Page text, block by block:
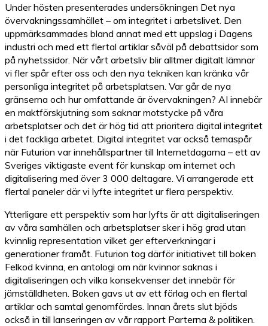
Under hösten presenterades undersökningen Det nya
övervakningssamhället – om integritet i arbetslivet. Den
uppmärksammades bland annat med ett uppslag i Dagens
industri och med ett flertal artiklar såväl på debattsidor som
på nyhetssidor. När vårt arbetsliv blir alltmer digitalt lämnar
vi fler spår efter oss och den nya tekniken kan kränka vår
personliga integritet på arbetsplatsen. Var går de nya
gränserna och hur omfattande är övervakningen? AI innebär
en maktförskjutning som saknar motstycke på våra
arbetsplatser och det är hög tid att prioritera digital integritet
i det fackliga arbetet. Digital integritet var också temaspår
när Futurion var innehållspartner till Internetdagarna – ett av
Sveriges viktigaste event för kunskap om internet och
digitalisering med över 3 000 deltagare. Vi arrangerade ett
flertal paneler där vi lyfte integritet ur flera perspektiv.
Ytterligare ett perspektiv som har lyfts är att digitaliseringen
av våra samhällen och arbetsplatser sker i hög grad utan
kvinnlig representation vilket ger efterverkningar i
generationer framåt. Futurion tog därför initiativet till boken
Felkod kvinna, en antologi om när kvinnor saknas i
digitaliseringen och vilka konsekvenser det innebär för
jämställdheten. Boken gavs ut av ett förlag och en flertal
artiklar och samtal genomfördes. Innan årets slut bjöds
också in till lanseringen av vår rapport Parterna & politiken.